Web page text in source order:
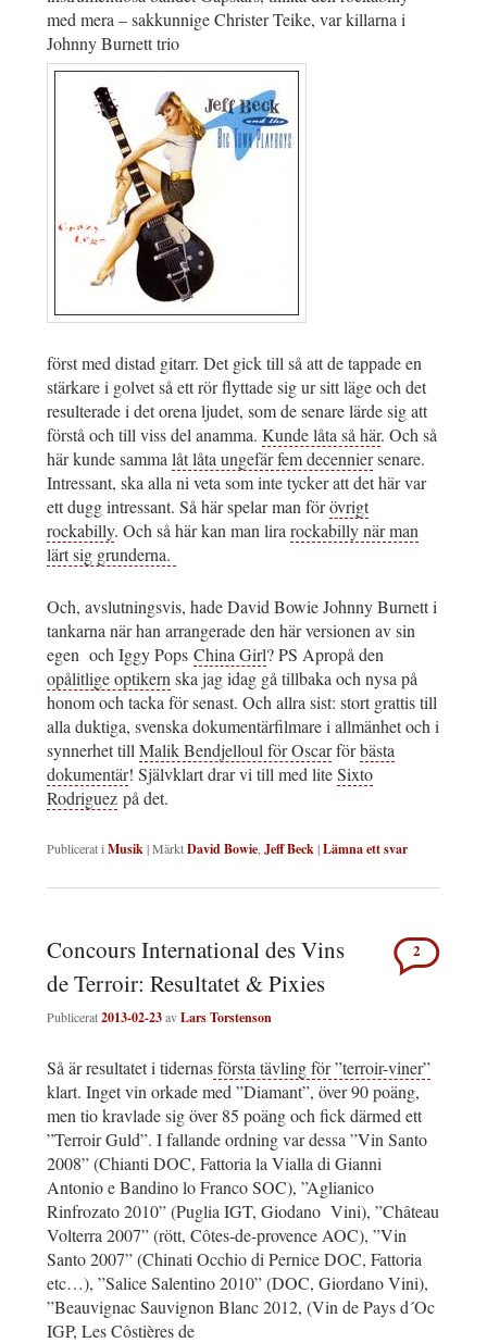
med mera – sakkunnige Christer Teike, var killarna i
Johnny Burnett trio
först med distad gitarr. Det gick till så att de tappade en
stärkare i golvet så ett rör flyttade sig ur sitt läge och det
resulterade i det orena ljudet, som de senare lärde sig att
förstå och till viss del anamma. Kunde låta så här. Och så
här kunde samma låt låta ungefär fem decenniersenare.
Intressant, ska alla ni veta som inte tycker att det här var
ett dugg intressant. Så här spelar man förövrigt
rockabilly. Och så här kan man lira rockabilly när man
lärt sig grunderna.
Och, avslutningsvis, hade David Bowie Johnny Burnett i
tankarna när han arrangerade den här versionen av sin
egen och Iggy Pops China Girl? PS Apropå den
opålitlige optikern ska jag idag gå tillbaka och nysa på
honom och tacka för senast. Och allra sist: stort grattis till
alla duktiga, svenska dokumentärfilmare i allmänhet och i
synnerhet till Malik Bendjelloul för Oscarförbästa
dokumentär! Självklart drar vi till med liteSixto
Rodriguez på det.
Publicerat i Musik|MärktDavid Bowie Jeff Beck|Lämna ett svar
Concours International des Vins
de Terroir: Resultatet & Pixies
Publicerat2013-02-23avLars Torstenson
2
Så är resultatet i tidernasförsta tävling för ”terroir-viner”
klart. Inget vin orkade med ”Diamant”, över 90 poäng,
men tio kravlade sig över 85 poäng och fick därmed ett
”Terroir Guld”. I fallande ordning var dessa ”Vin Santo
2008” (Chianti DOC, Fattoria la Vialla di Gianni
Antonio e Bandino lo Franco SOC), ”Aglianico
Rinfrozato 2010” (Puglia IGT, Giodano Vini), ”Château
Volterra 2007” (rött, Côtes-de-provence AOC), ”Vin
Santo 2007” (Chinati Occhio di Pernice DOC, Fattoria
etc…), ”Salice Salentino 2010” (DOC, Giordano Vini),
”Beauvignac Sauvignon Blanc 2012, (Vin de Pays d´Oc
IGP, Les Côstières de